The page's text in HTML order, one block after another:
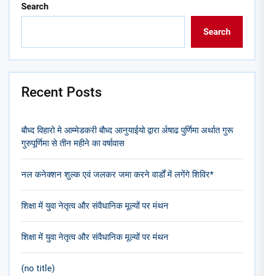
Search
Search
Recent Posts
बौध्द विहारो मे आम्मेडकरी बौध्द आनुयाईयो द्वारा र्अषाढ पुर्णिमा अर्थात गुरू
गुरुपूर्णिमा से तीन महीने का वर्षावास
नल कनेक्शन शुल्क एवं जलकर जमा करने वार्डों में लगेंगे शिविर*
शिक्षा में युवा नेतृत्व और संवैधानिक मूल्यों पर मंथन
शिक्षा में युवा नेतृत्व और संवैधानिक मूल्यों पर मंथन
(no title)